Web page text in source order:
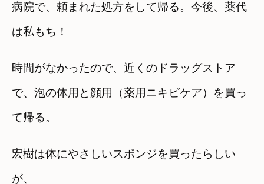
病院で、頼まれた処方をして帰る。今後、薬代
は私もち！
時間がなかったので、近くのドラッグストア
で、泡の体用と顔用（薬用ニキビケア）を買っ
て帰る。
宏樹は体にやさしいスポンジを買ったらしい
が、